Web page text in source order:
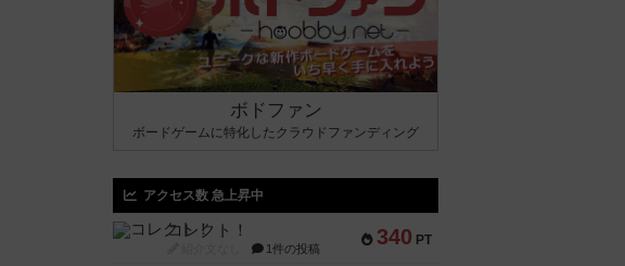
ボドファン
ボードゲームに特化したクラウドファンディング
アクセス数 急上昇中
340 PT
コレクト！
1件の投稿